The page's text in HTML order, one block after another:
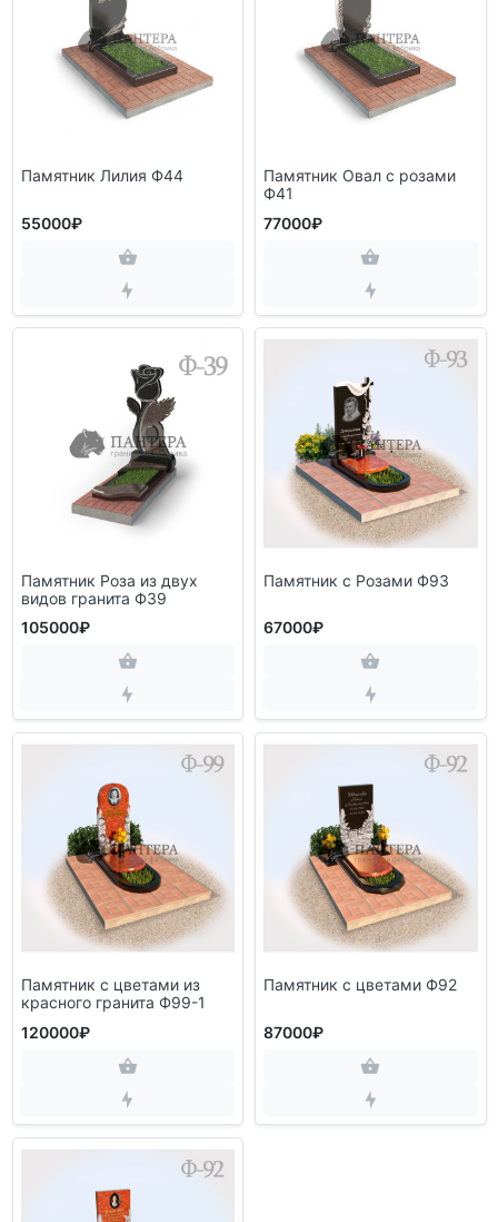
Памятник Лилия Ф44
55000₽
Памятник Овал с розами
Ф41
77000₽
Памятник Роза из двух
видов гранита Ф39
105000₽
Памятник с Розами Ф93
67000₽
Памятник с цветами из
красного гранита Ф99-1
120000₽
Памятник с цветами Ф92
87000₽